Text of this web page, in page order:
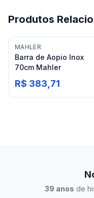
Produtos
MAHLER
Barra de Aopio Inox
70cm Mahler
R$ 383,71
39 anos de